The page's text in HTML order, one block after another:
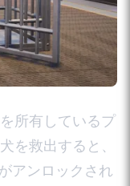
所有しているプ
を救出すると、
アンロックされ